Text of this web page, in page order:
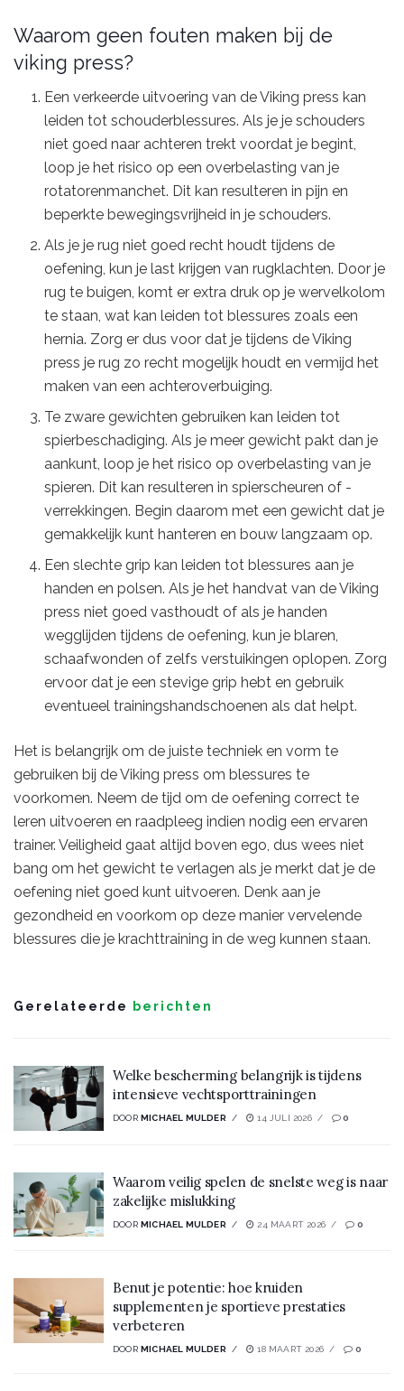
Waarom geen fouten maken bij de
viking press?
Een verkeerde uitvoering van de Viking press kan
leiden tot schouderblessures. Als je je schouders
niet goed naar achteren trekt voordat je begint,
loop je het risico op een overbelasting van je
rotatorenmanchet. Dit kan resulteren in pijn en
beperkte bewegingsvrijheid in je schouders.
Als je je rug niet goed recht houdt tijdens de
oefening, kun je last krijgen van rugklachten. Door je
rug te buigen, komt er extra druk op je wervelkolom
te staan, wat kan leiden tot blessures zoals een
hernia. Zorg er dus voor dat je tijdens de Viking
press je rug zo recht mogelijk houdt en vermijd het
maken van een achteroverbuiging.
Te zware gewichten gebruiken kan leiden tot
spierbeschadiging. Als je meer gewicht pakt dan je
aankunt, loop je het risico op overbelasting van je
spieren. Dit kan resulteren in spierscheuren of -
verrekkingen. Begin daarom met een gewicht dat je
gemakkelijk kunt hanteren en bouw langzaam op.
Een slechte grip kan leiden tot blessures aan je
handen en polsen. Als je het handvat van de Viking
press niet goed vasthoudt of als je handen
wegglijden tijdens de oefening, kun je blaren,
schaafwonden of zelfs verstuikingen oplopen. Zorg
ervoor dat je een stevige grip hebt en gebruik
eventueel trainingshandschoenen als dat helpt.
Het is belangrijk om de juiste techniek en vorm te
gebruiken bij de Viking press om blessures te
voorkomen. Neem de tijd om de oefening correct te
leren uitvoeren en raadpleeg indien nodig een ervaren
trainer. Veiligheid gaat altijd boven ego, dus wees niet
bang om het gewicht te verlagen als je merkt dat je de
oefening niet goed kunt uitvoeren. Denk aan je
gezondheid en voorkom op deze manier vervelende
blessures die je krachttraining in de weg kunnen staan.
Gerelateerde berichten
Welke bescherming belangrijk is tijdens
intensieve vechtsporttrainingen
DOOR MICHAEL MULDER 14 JULI 2026 0
Waarom veilig spelen de snelste weg is naar
zakelijke mislukking
DOOR MICHAEL MULDER 24 MAART 2026 0
Benut je potentie: hoe kruiden
supplementen je sportieve prestaties
verbeteren
DOOR MICHAEL MULDER 18 MAART 2026 0